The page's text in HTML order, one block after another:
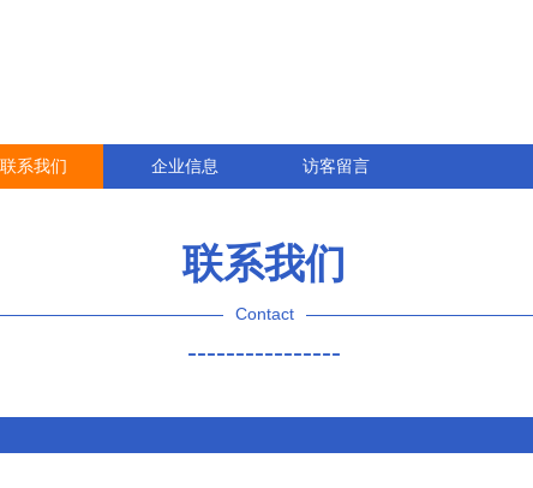
联系我们 企业信息 访客留言
联系我们
Contact
----------------